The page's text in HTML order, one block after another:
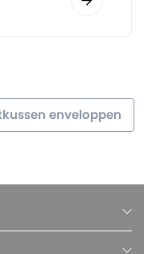
enveloppen